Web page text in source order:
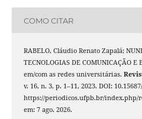
COMO CITAR
RABELO, Cláudio Renato Zapalá;
TECNOLOGIAS DE COMUNICAÇÃO
em/com as redes universitárias.
v. 16, n. 3, p. 1–11, 2023. DOI:
https://periodicos.ufpb.br/index.php/
em: 7 ago. 2026.